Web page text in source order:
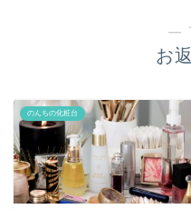
―
お
のんちの化粧台